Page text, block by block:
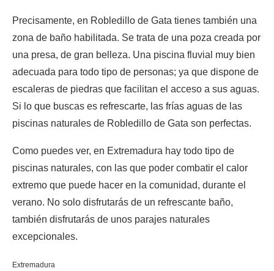
Precisamente, en Robledillo de Gata tienes también una
zona de baño habilitada. Se trata de una poza creada por
una presa, de gran belleza. Una piscina fluvial muy bien
adecuada para todo tipo de personas; ya que dispone de
escaleras de piedras que facilitan el acceso a sus aguas.
Si lo que buscas es refrescarte, las frías aguas de las
piscinas naturales de Robledillo de Gata son perfectas.
Como puedes ver, en Extremadura hay todo tipo de
piscinas naturales, con las que poder combatir el calor
extremo que puede hacer en la comunidad, durante el
verano. No solo disfrutarás de un refrescante baño,
también disfrutarás de unos parajes naturales
excepcionales.
Extremadura